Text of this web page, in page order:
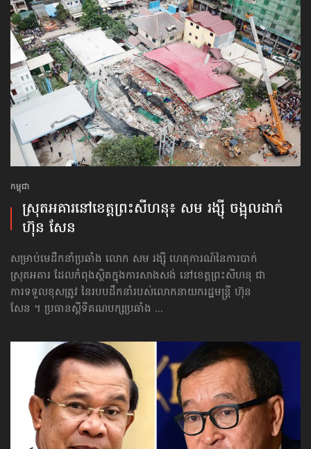
កម្ពុជា
ស្រុតអគារនៅខេត្តព្រះសីហនុ៖ សម រង្ស៊ី ចង្អុល​ដាក់​
ហ៊ុន សែន
សម្រាប់មេដឹកនាំប្រឆាំង លោក សម រង្ស៊ី ហេតុការណ៍នៃការបាក់
ស្រុតអគារ ដែលកំពុងស្ថិតក្នុងការសាងសង់ នៅខេត្តព្រះសីហនុ ជា
ការទទួលខុសត្រូវ នៃរបបដឹកនាំរបស់លោកនាយករដ្ឋមន្ត្រី ហ៊ុន
សែន ។ ប្រធានស្ដីទីគណបក្សប្រឆាំង ...